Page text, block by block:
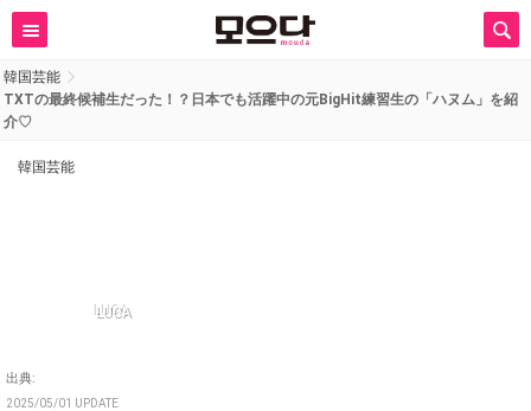
韓国芸能
TXTの最終候補生だった！？日本でも活躍中の元BigHit練習生の「ハヌム」を紹
介♡
韓国芸能
LUCA
出典:
2025/05/01 UPDATE